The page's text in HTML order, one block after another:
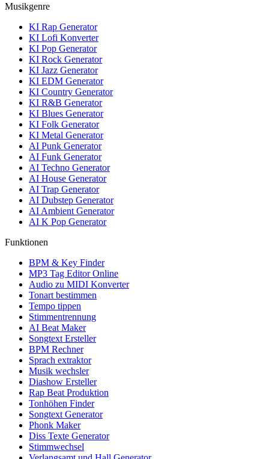
Musikgenre
KI Rap Generator
KI Lofi Konverter
KI Pop Generator
KI Rock Generator
KI Jazz Generator
KI EDM Generator
KI Country Generator
KI R&B Generator
KI Blues Generator
KI Folk Generator
KI Metal Generator
AI Punk Generator
AI Funk Generator
AI Techno Generator
AI House Generator
AI Trap Generator
AI Dubstep Generator
AI Ambient Generator
AI K Pop Generator
Funktionen
BPM & Key Finder
MP3 Tag Editor Online
Audio zu MIDI Konverter
Tonart bestimmen
Tempo tippen
Stimmentrennung
AI Beat Maker
Songtext Ersteller
BPM Rechner
Sprach extraktor
Musik wechsler
Diashow Ersteller
Rap Beat Produktion
Tonhöhen Finder
Songtext Generator
Phonk Maker
Diss Texte Generator
Stimmwechsel